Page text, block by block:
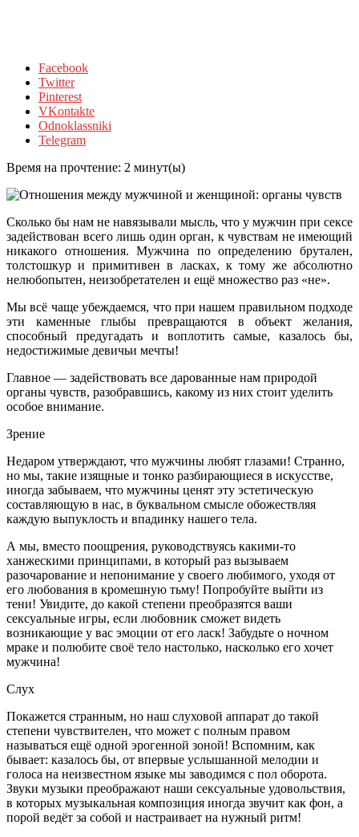
Facebook
Twitter
Pinterest
VKontakte
Odnoklassniki
Telegram
Время на прочтение: 2 минут(ы)
Сколько бы нам не навязывали мысль, что у мужчин при сексе
задействован всего лишь один орган, к чувствам не имеющий
никакого отношения. Мужчина по определению брутален,
толстошкур и примитивен в ласках, к тому же абсолютно
нелюбопытен, неизобретателен и ещё множество раз «не».
Мы всё чаще убеждаемся, что при нашем правильном подходе
эти каменные глыбы превращаются в объект желания,
способный предугадать и воплотить самые, казалось бы,
недостижимые девичьи мечты!
Главное — задействовать все дарованные нам природой
органы чувств, разобравшись, какому из них стоит уделить
особое внимание.
Зрение
Недаром утверждают, что мужчины любят глазами! Странно,
но мы, такие изящные и тонко разбирающиеся в искусстве,
иногда забываем, что мужчины ценят эту эстетическую
составляющую в нас, в буквальном смысле обожествляя
каждую выпуклость и впадинку нашего тела.
А мы, вместо поощрения, руководствуясь какими-то
ханжескими принципами, в который раз вызываем
разочарование и непонимание у своего любимого, уходя от
его любования в кромешную тьму! Попробуйте выйти из
тени! Увидите, до какой степени преобразятся ваши
сексуальные игры, если любовник сможет видеть
возникающие у вас эмоции от его ласк! Забудьте о ночном
мраке и полюбите своё тело настолько, насколько его хочет
мужчина!
Слух
Покажется странным, но наш слуховой аппарат до такой
степени чувствителен, что может с полным правом
называться ещё одной эрогенной зоной! Вспомним, как
бывает: казалось бы, от впервые услышанной мелодии и
голоса на неизвестном языке мы заводимся с пол оборота.
Звуки музыки преображают наши сексуальные удовольствия,
в которых музыкальная композиция иногда звучит как фон, а
порой ведёт за собой и настраивает на нужный ритм!